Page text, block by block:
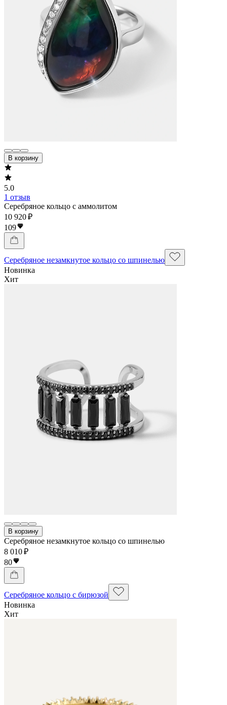
В корзину
5.0
1 отзыв
Серебряное кольцо с аммолитом
10 920 ₽
109
Серебряное незамкнутое кольцо со шпинелью
Новинка
Хит
В корзину
Серебряное незамкнутое кольцо со шпинелью
8 010 ₽
80
Серебряное кольцо с бирюзой
Новинка
Хит